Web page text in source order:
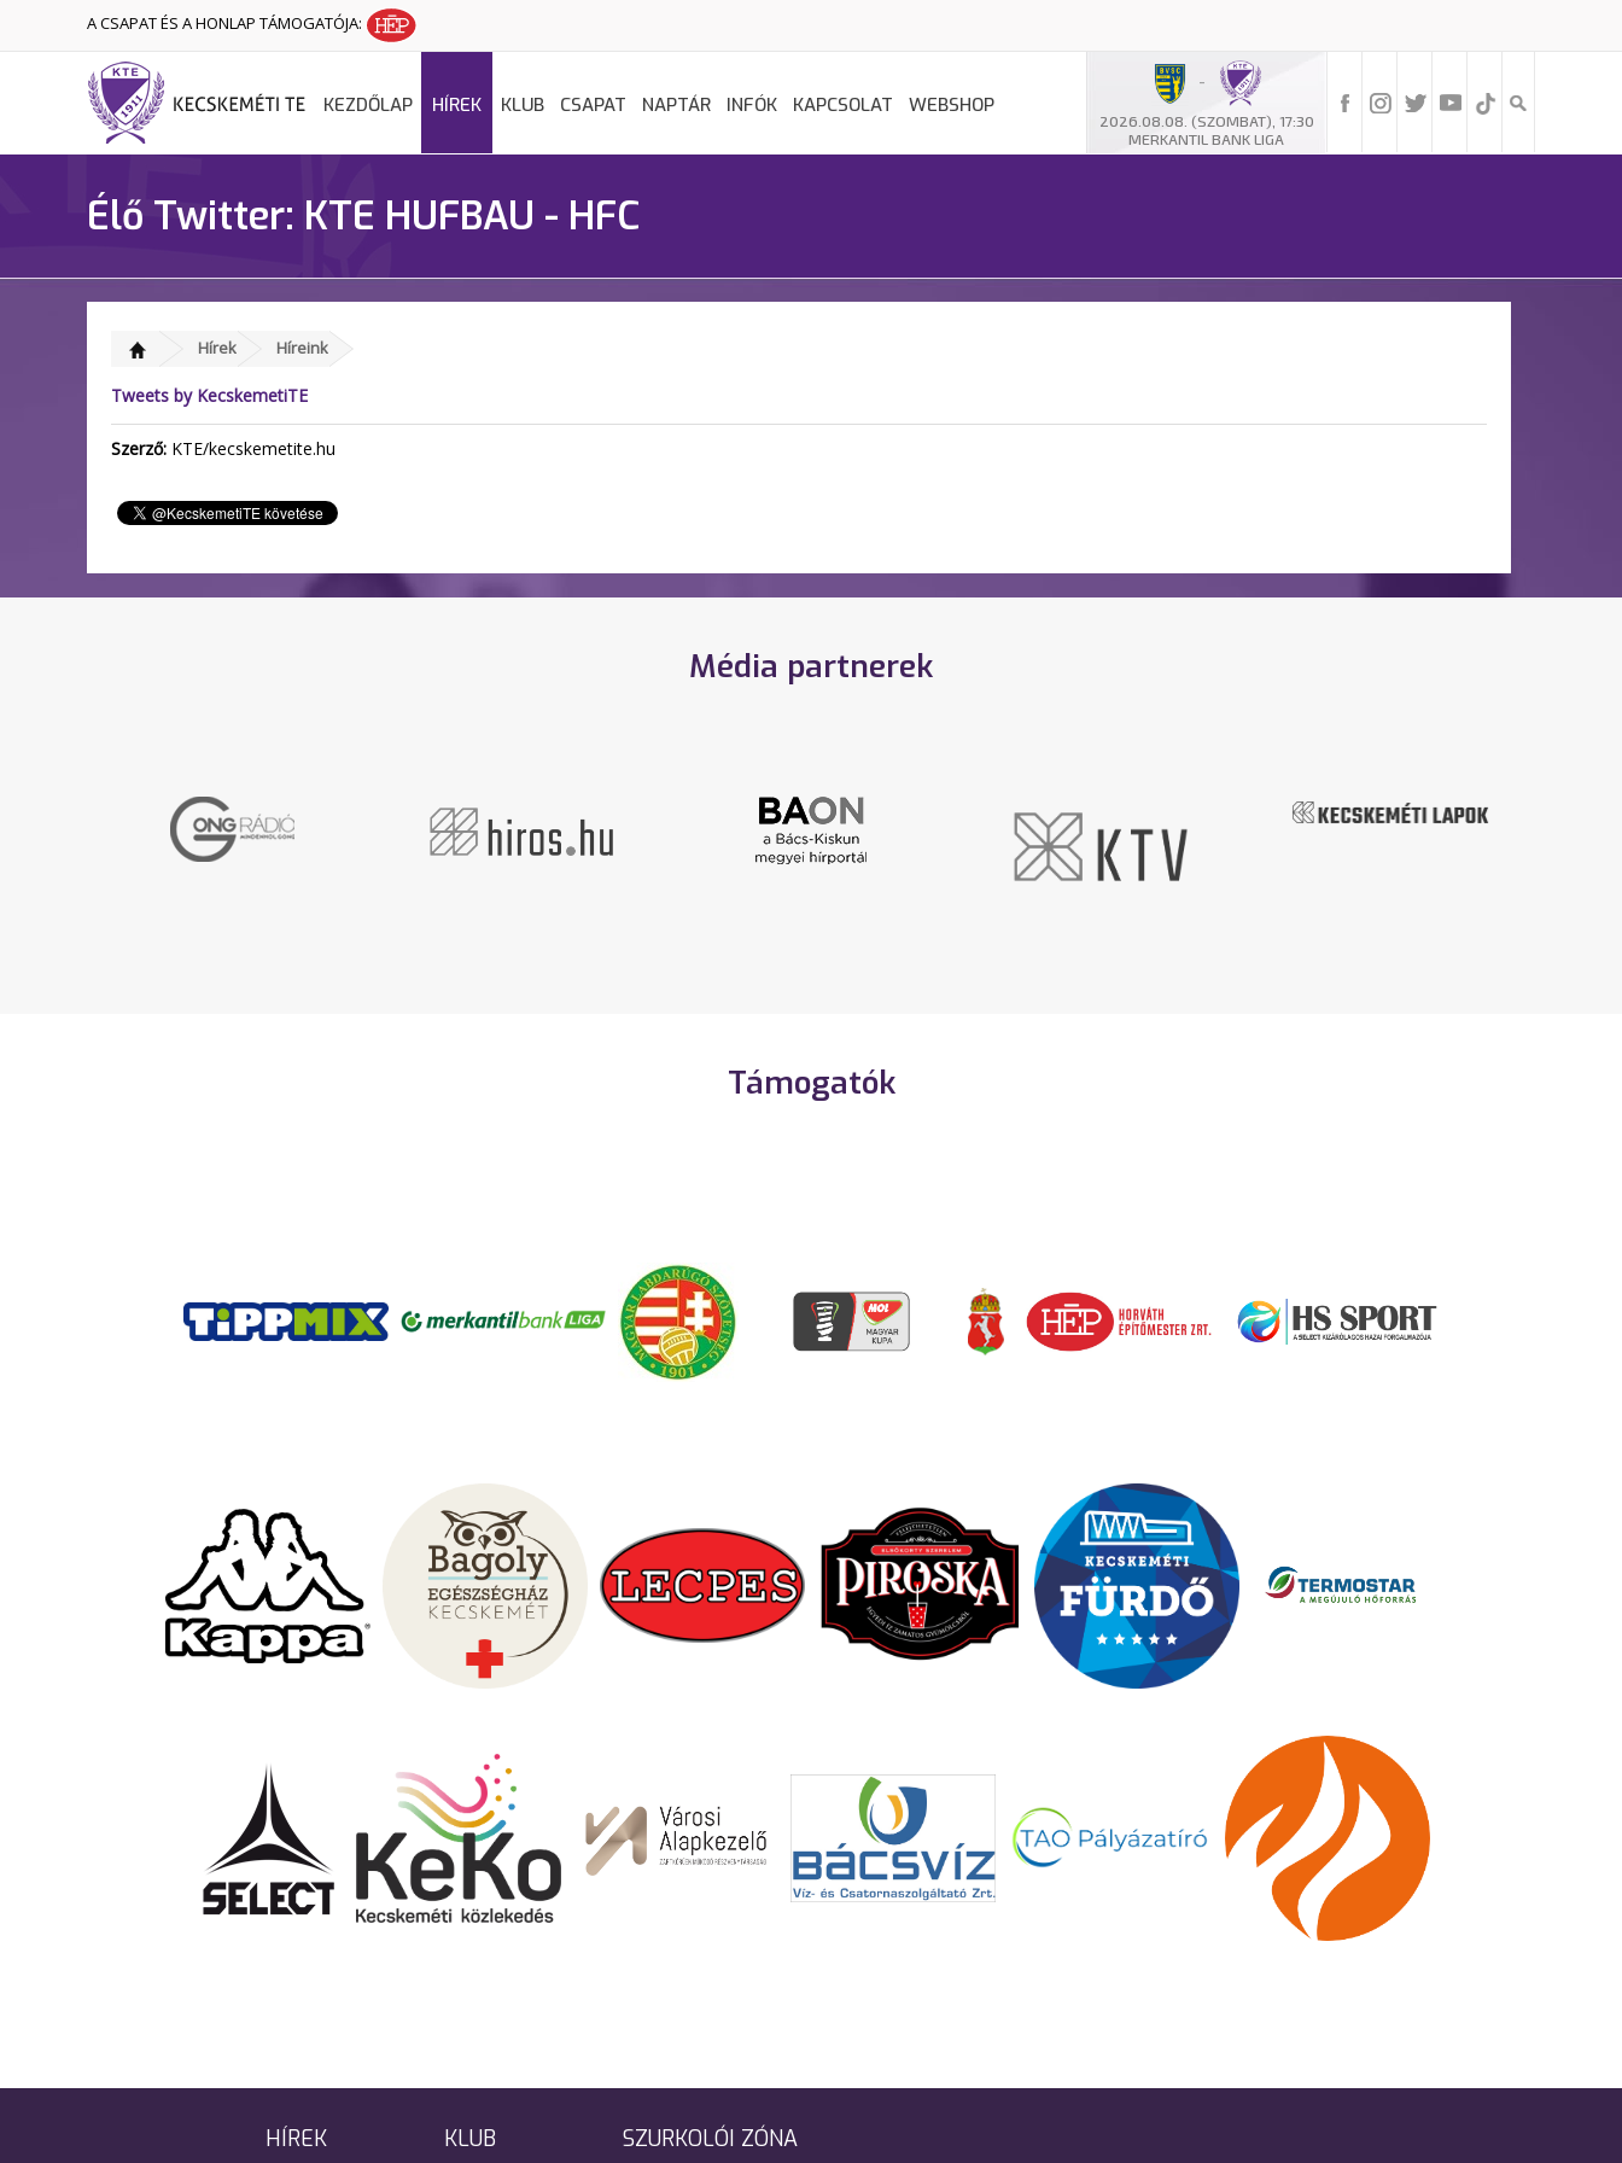
A CSAPAT ÉS A HONLAP TÁMOGATÓJA:
-
2026.08.08. (SZOMBAT), 17:30
MERKANTIL BANK LIGA
KEZDŐLAP HÍREK KLUB CSAPAT NAPTÁR INFÓK KAPCSOLAT WEBSHOP
Élő Twitter: KTE HUFBAU - HFC
Hírek Híreink
Tweets by KecskemetiTE
Szerző: KTE/kecskemetite.hu
Média partnerek
Támogatók
HÍREK KLUB SZURKOLÓI ZÓNA